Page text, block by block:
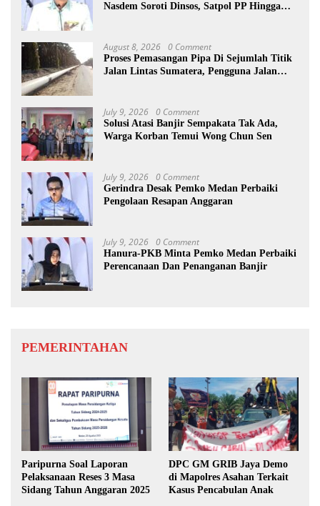
Nasdem Soroti Dinsos, Satpol PP Hingga
August 8, 2026 0 Comment
Proses Pemasangan Pipa Di Sejumlah Titik
Jalan Lintas Sumatera, Pengguna Jalan
July 9, 2026 0 Comment
Solusi Atasi Banjir Sempakata Tak Ada,
Warga Korban Temui Wong Chun Sen
July 9, 2026 0 Comment
Gerindra Desak Pemko Medan Perbaiki
Pengolaan Resapan Anggaran
July 9, 2026 0 Comment
Hanura-PKB Minta Pemko Medan Perbaiki
Perencanaan Dan Penanganan Banjir
PEMERINTAHAN
Paripurna Soal Laporan
Pelaksanaan Reses 3 Masa
Sidang Tahun Anggaran 2025
DPC GM GRIB Jaya Demo
di Mapolres Asahan Terkait
Kasus Pencabulan Anak